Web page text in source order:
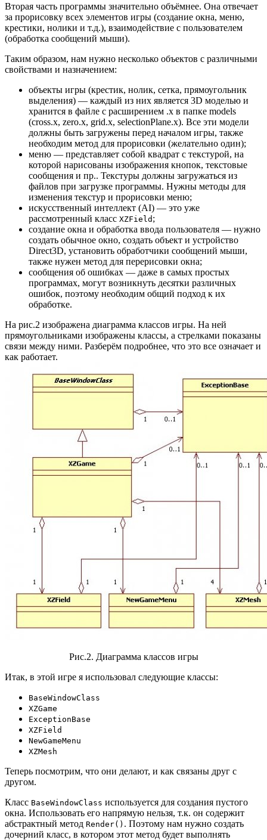
Вторая часть программы значительно объёмнее. Она отвечает
за прорисовку всех элементов игры (создание окна, меню,
крестики, нолики и т.д.), взаимодействие с пользователем
(обработка сообщений мыши).
Таким образом, нам нужно несколько объектов с различными
свойствами и назначением:
объекты игры (крестик, нолик, сетка, прямоугольник
выделения) — каждый из них является 3D моделью и
хранится в файле с расширением .х в папке models
(cross.x, zero.x, grid.x, selectionPlane.x). Все эти модели
должны быть загружены перед началом игры, также
необходим метод для прорисовки (желательно один);
меню — представляет собой квадрат с текстурой, на
которой нарисованы изображения кнопок, текстовые
сообщения и пр.. Текстуры должны загружаться из
файлов при загрузке программы. Нужны методы для
изменения текстур и прорисовки меню;
искусственный интеллект (AI) — это уже
рассмотренный класс XZField ;
создание окна и обработка ввода пользователя — нужно
создать обычное окно, создать объект и устройство
Direct3D, установить обработчики сообщений мыши,
также нужен метод для перерисовки окна;
сообщения об ошибках — даже в самых простых
программах, могут возникнуть десятки различных
ошибок, поэтому необходим общий подход к их
обработке.
На рис.2 изображена диаграмма классов игры. На ней
прямоугольниками изображены классы, а стрелками показаны
связи между ними. Разберём подробнее, что это все означает и
как работает.
Рис.2. Диаграмма классов игры
Итак, в этой игре я использовал следующие классы:
BaseWindowClass
XZGame
ExceptionBase
XZField
NewGameMenu
XZMesh
Теперь посмотрим, что они делают, и как связаны друг с
другом.
Класс BaseWindowClass используется для создания пустого
окна. Использовать его напрямую нельзя, т.к. он содержит
абстрактный метод Render() . Поэтому нам нужно создать
дочерний класс, в котором этот метод будет выполнять